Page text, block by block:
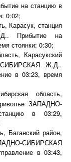
на станцию в
0:02;
Карасук, станция
Прибытие на
стоянки: 0:30;
Карасукский
СИБИРСКАЯ Ж.Д..
в 03:23, время
область,
ЗАПАДНО-
в 03:29,
Баганский район,
СИБИРСКАЯ
в 03:43,